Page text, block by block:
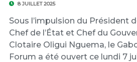
8 JUILLET 2025
Sous l’impulsion du Président
Chef de l’État et Chef du
Clotaire Oligui Nguema, le
Forum a été ouvert ce lundi 7